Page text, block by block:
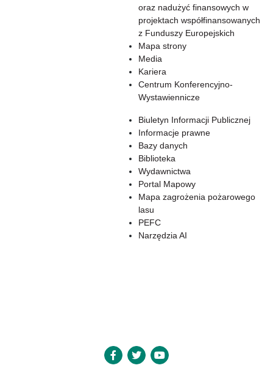
oraz nadużyć finansowych w
projektach współfinansowanych
z Funduszy Europejskich
Mapa strony
Media
Kariera
Centrum Konferencyjno-
Wystawiennicze
Biuletyn Informacji Publicznej
Informacje prawne
Bazy danych
Biblioteka
Wydawnictwa
Portal Mapowy
Mapa zagrożenia pożarowego
lasu
PEFC
Narzędzia AI